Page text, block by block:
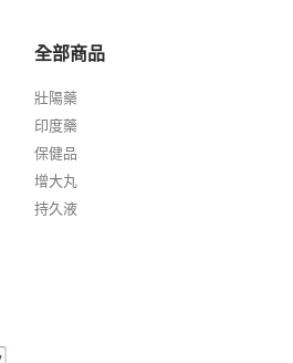
全部商品
壯陽藥
印度藥
保健品
增大丸
持久液